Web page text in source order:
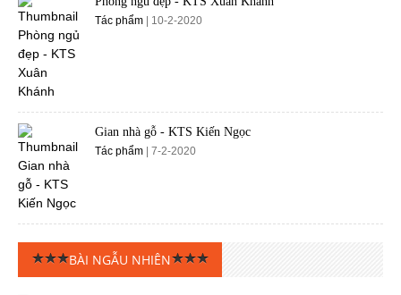
Tác phẩm | 10-2-2020
Gian nhà gỗ - KTS Kiến Ngọc
Tác phẩm | 7-2-2020
BÀI NGẪU NHIÊN